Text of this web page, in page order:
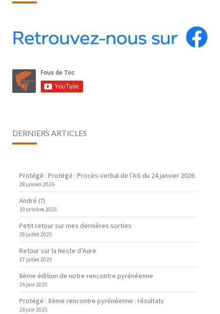
DERNIERS ARTICLES
Protégé : Protégé : Procès-verbal de l’AG du 24 janvier 2026
28 janvier 2026
André (†)
19 octobre 2025
Petit retour sur mes dernières sorties
28 juillet 2025
Retour sur la Neste d’Aure
27 juillet 2025
8ème édition de notre rencontre pyrénéenne
26 juin 2025
Protégé : 8ème rencontre pyrénéenne : résultats
26 juin 2025